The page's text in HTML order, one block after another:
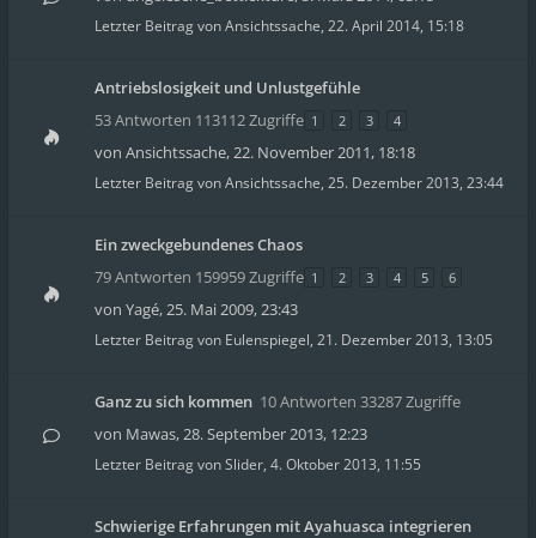
Letzter Beitrag vonAnsichtssache, 22. April 2014, 15:18
Antriebslosigkeit und Unlustgefühle
53 Antworten 113112 Zugriffe 1 2 3 4
von Ansichtssache,22. November 2011, 18:18
Letzter Beitrag vonAnsichtssache, 25. Dezember 2013, 23:44
Ein zweckgebundenes Chaos
79 Antworten 159959 Zugriffe 1 2 3 4 5 6
von Yagé,25. Mai 2009, 23:43
Letzter Beitrag von Eulenspiegel, 21. Dezember 2013, 13:05
Ganz zu sich kommen 10 Antworten 33287 Zugriffe
von Mawas,28. September 2013, 12:23
Letzter Beitrag vonSlider, 4. Oktober 2013, 11:55
Schwierige Erfahrungen mit Ayahuasca integrieren